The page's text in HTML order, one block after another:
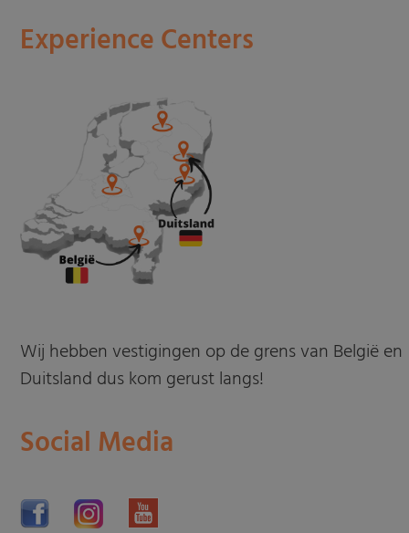
Experience Centers
Wij hebben vestigingen op de grens van België en
Duitsland dus kom gerust langs!
Social Media